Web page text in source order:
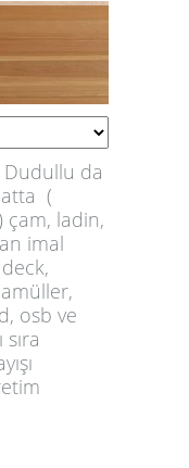
Dudullu da
(
çam, ladin,
imal
osb ve